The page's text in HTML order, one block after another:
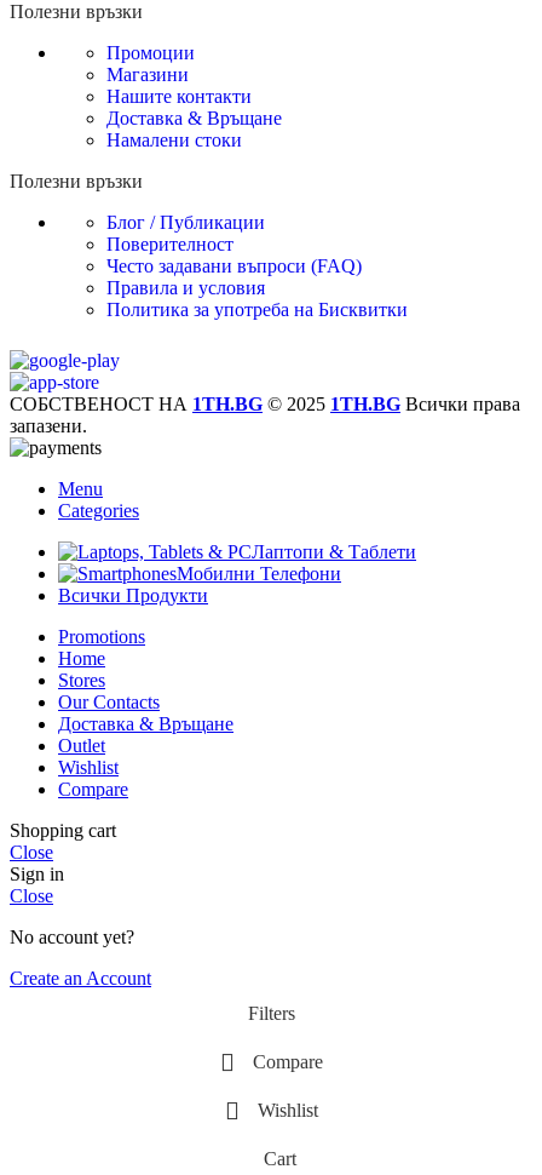
Полезни връзки
Промоции
Магазини
Нашите контакти
Доставка & Връщане
Намалени стоки
Полезни връзки
Блог / Публикации
Поверителност
Често задавани въпроси (FAQ)
Правила и условия
Политика за употреба на Бисквитки
СОБСТВЕНОСТ НА 1TH.BG © 2025 1TH.BG Всички права
запазени.
Menu
Categories
Лаптопи & Таблети
Мобилни Телефони
Всички Продукти
Promotions
Home
Stores
Our Contacts
Доставка & Връщане
Outlet
Wishlist
Compare
Shopping cart
Close
Sign in
Close
No account yet?
Create an Account
Filters
Compare
Wishlist
Cart